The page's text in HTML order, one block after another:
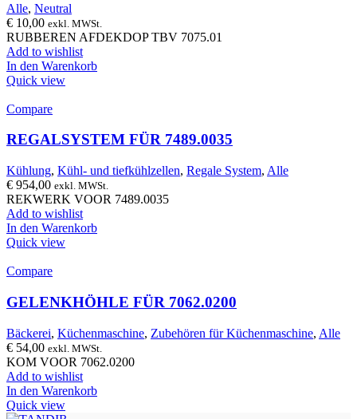
Alle, Neutral
€ 10,00 exkl. MWSt.
RUBBEREN AFDEKDOP TBV 7075.01
Add to wishlist
In den Warenkorb
Quick view
Compare
REGALSYSTEM FÜR 7489.0035
Kühlung, Kühl- und tiefkühlzellen, Regale System, Alle
€ 954,00 exkl. MWSt.
REKWERK VOOR 7489.0035
Add to wishlist
In den Warenkorb
Quick view
Compare
GELENKHÖHLE FÜR 7062.0200
Bäckerei, Küchenmaschine, Zubehören für Küchenmaschine, Alle
€ 54,00 exkl. MWSt.
KOM VOOR 7062.0200
Add to wishlist
In den Warenkorb
Quick view